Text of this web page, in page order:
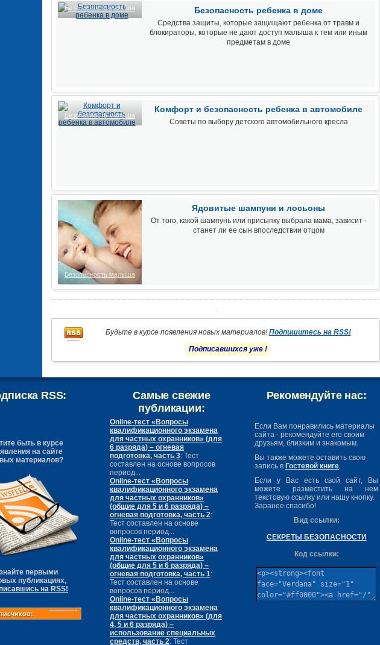
Безопасность малыша Безопасность ребенка в доме
Средства защиты, которые защищают ребенка от травм и
блокираторы, которые не дают доступ малыша к тем или иным
предметам в доме
Безопасность малыша
Комфорт и безопасность ребенка в автомобиле
Советы по выбору детского автомобильного кресла
Безопасность малыша
Ядовитые шампуни и лосьоны
От того, какой шампунь или присыпку выбрала мама, зависит -
станет ли ее сын впоследствии отцом
Будьте в курсе появления новых материалов!Подпишитесь на RSS!
Подписавшихся уже !
RSS:
быть в курсе
на сайте
материалов?
первыми
публикациях,
на RSS!
Самые свежие
публикации:
Online-тест «Вопросы
квалификационного экзамена
для частных охранников» (для
6 разряда) – огневая
подготовка, часть 3: Тест
составлен на основе вопросов
период...
Online-тест «Вопросы
квалификационного экзамена
для частных охранников»
(общие для 5 и 6 разряда) –
огневая подготовка, часть 2:
Тест составлен на основе
вопросов период...
Online-тест «Вопросы
квалификационного экзамена
для частных охранников»
(общие для 5 и 6 разряда) –
огневая подготовка, часть 1:
Тест составлен на основе
вопросов период...
Online-тест «Вопросы
квалификационного экзамена
для частных охранников» (для
4, 5 и 6 разряда) –
использование специальных
средств, часть 2: Тест
Рекомендуйте нас:
Если Вам понравились материалы
сайта - рекомендуйте его своим
друзьям, близким и знакомым.
Вы также можете оставить свою
запись в Гостевой книге.
Если у Вас есть свой сайт, Вы
можете разместить на нем
текстовую ссылку или нашу кнопку.
Заранее спасибо!
Вид ссылки:
СЕКРЕТЫ БЕЗОПАСНОСТИ
Код ссылки: